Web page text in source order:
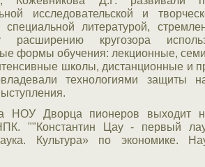
исследовательской и
специальной литературой,
расширению кругозора
формы обучения: лекционные,
школы, дистанционные и
технологиями защиты
НОУ Дворца пионеров выходит
""Константин Цау - первый
Культура» по экономике.